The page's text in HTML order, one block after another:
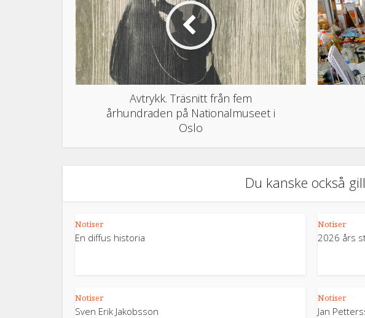
Avtrykk. Träsnitt från fem
århundraden på Nationalmuseet i
Oslo
Du kanske också
Notiser
En diffus historia
Notiser
2026 års
Notiser
Sven Erik Jakobsson
Notiser
Jan